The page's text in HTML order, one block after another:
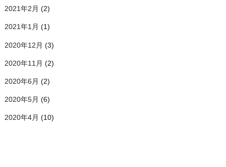
2021年2月 (2)
2021年1月 (1)
2020年12月 (3)
2020年11月 (2)
2020年6月 (2)
2020年5月 (6)
2020年4月 (10)